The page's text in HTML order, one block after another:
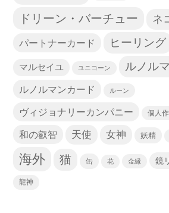
ドリーン・バーチュー ネ
パートナーカード ヒーリング
マルセイユ ユニコーン ルノル
ルノルマンカード ルーン
ヴィジョナリーカンパニー 個人
和の叡智 天使 女神 妖精
海外 猫 缶 花 金縁 鏡
龍神